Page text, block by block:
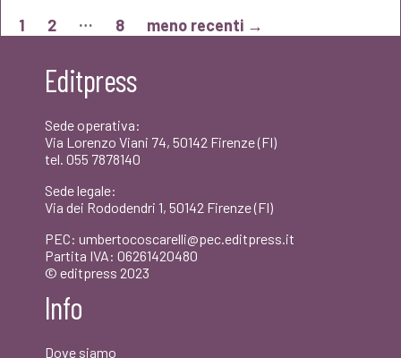
Navigazione
1 2 … 8 meno recenti →
Editpress
Sede operativa:
Via Lorenzo Viani 74, 50142 Firenze (FI)
tel. 055 7878140
Sede legale:
Via dei Rododendri 1, 50142 Firenze (FI)
PEC: umbertocoscarelli@pec.editpress.it
Partita IVA: 06261420480
© editpress 2023
Info
Dove siamo